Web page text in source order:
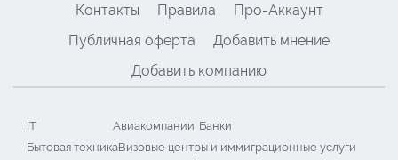
Контакты
Правила
Про-Аккаунт
Публичная оферта
Добавить мнение
Добавить компанию
IT Авиакомпании Банки
Бытовая техникаВизовые центры и иммиграционные услуги